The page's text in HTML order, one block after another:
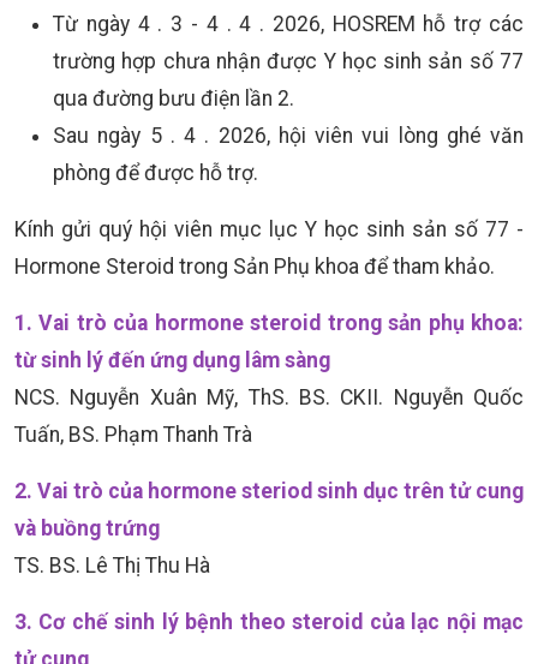
Từ ngày 4 . 3 - 4 . 4 . 2026, HOSREM hỗ trợ các
trường hợp chưa nhận được Y học sinh sản số 77
qua đường bưu điện lần 2.
Sau ngày 5 . 4 . 2026, hội viên vui lòng ghé văn
phòng để được hỗ trợ.
Kính gửi quý hội viên mục lục Y học sinh sản số 77 -
Hormone Steroid trong Sản Phụ khoa để tham khảo.
1. Vai trò của hormone steroid trong sản phụ khoa:
từ sinh lý đến ứng dụng lâm sàng
NCS. Nguyễn Xuân Mỹ, ThS. BS. CKII. Nguyễn Quốc
Tuấn, BS. Phạm Thanh Trà
2. Vai trò của hormone steriod sinh dục trên tử cung
và buồng trứng
TS. BS. Lê Thị Thu Hà
3. Cơ chế sinh lý bệnh theo steroid của lạc nội mạc
tử cung